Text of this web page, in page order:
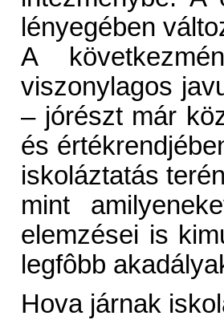
lényegében
A
viszonylagos
– jórészt már
és
iskoláztatás
mint
elemzései is
legfôbb
Hova járnak